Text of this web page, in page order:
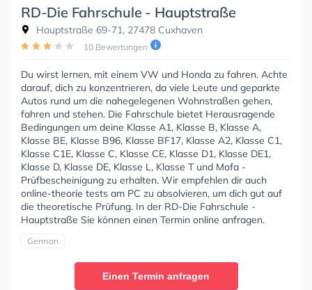
RD-Die Fahrschule - Hauptstraße
Hauptstraße 69-71, 27478 Cuxhaven
10 Bewertungen
Du wirst lernen, mit einem VW und Honda zu fahren. Achte
darauf, dich zu konzentrieren, da viele Leute und geparkte
Autos rund um die nahegelegenen Wohnstraßen gehen,
fahren und stehen. Die Fahrschule bietet Herausragende
Bedingungen um deine Klasse A1, Klasse B, Klasse A,
Klasse BE, Klasse B96, Klasse BF17, Klasse A2, Klasse C1,
Klasse C1E, Klasse C, Klasse CE, Klasse D1, Klasse DE1,
Klasse D, Klasse DE, Klasse L, Klasse T und Mofa -
Prüfbescheinigung zu erhalten. Wir empfehlen dir auch
online-theorie tests am PC zu absolvieren, um dich gut auf
die theoretische Prüfung. In der RD-Die Fahrschule -
Hauptstraße Sie können einen Termin online anfragen.
German
Einen Termin anfragen